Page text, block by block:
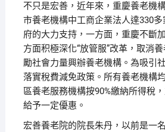
不只是宏善，近年來，重慶養老機
市養老機構中工商企業法人達330
府的大力支持，一方面，重慶不斷
方面积極深化“放管服”改革，取消
勵社會力量興辦養老機構。為吸引
落實稅費減免政策。所有養老機構
區養老服務機構按90%繳納所得稅
給予一定優惠。
宏善養老院的院長朱丹，以前是一